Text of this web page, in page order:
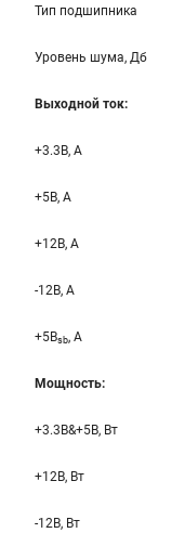
Тип подшипника
Уровень шума, Дб
Выходной ток:
+3.3B, А
+5B, А
+12B, A
-12B, A
+5Bsb, A
Мощность:
+3.3B&+5B, Вт
+12B, Вт
-12B, Вт